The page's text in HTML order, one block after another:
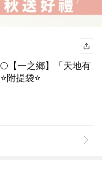
【一之鄉】「天地有
附提袋⭐